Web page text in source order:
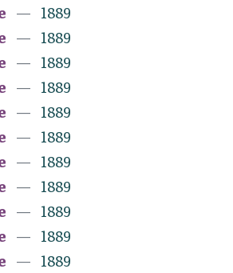
1889
1889
1889
1889
1889
1889
1889
1889
1889
1889
1889